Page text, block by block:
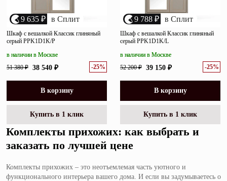
9 635 ₽ в Сплит
Шкаф с вешалкой Классик глиняный
серый PPK1D1K/P
51 380 ₽ 38 540 ₽ -25%
в наличии в Москве
В корзину
Купить в 1 клик
9 788 ₽ в Сплит
Шкаф с вешалкой Классик глиняный
серый PPK1D1K/L
52 200 ₽ 39 150 ₽ -25%
в наличии в Москве
В корзину
Купить в 1 клик
Комплекты прихожих: как выбрать и
заказать по лучшей цене
Комплекты прихожих – это неотъемлемая часть уютного и
функционального интерьера вашего дома. И если вы задумываетесь о